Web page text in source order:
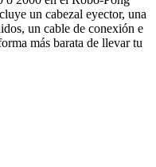
un cabezal eyector, una
un cable de conexión e
más barata de llevar tu